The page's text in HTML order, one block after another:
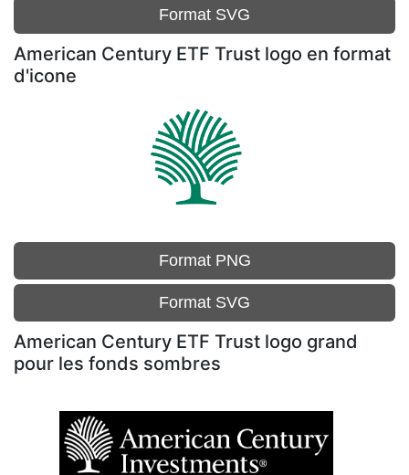
Format SVG
American Century ETF Trust logo en format
d'icone
Format PNG
Format SVG
American Century ETF Trust logo grand
pour les fonds sombres